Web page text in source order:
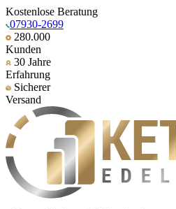
Kostenlose Beratung
07930-2699
280.000
Kunden
30 Jahre
Erfahrung
Sicherer
Versand